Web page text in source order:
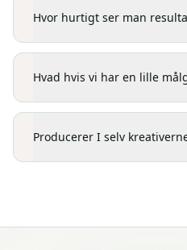
Hvor hurtigt ser man
Hvad hvis vi har en lille
Producerer I selv